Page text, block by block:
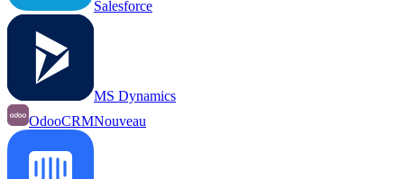
Salesforce
MS Dynamics
OdooCRMNouveau